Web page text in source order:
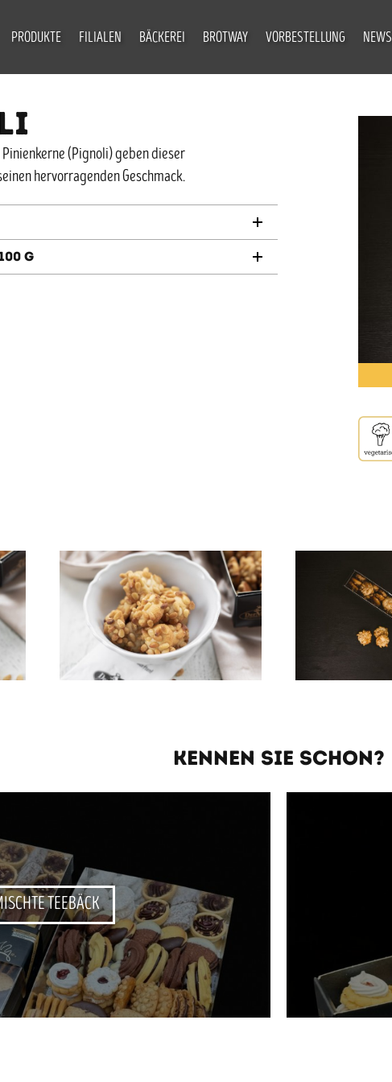
PRODUKTE FILIALEN BÄCKEREI BROTWAY VORBESTELLUNG NEWS
(Pignoli) geben dieser
hervorragenden Geschmack.
g
KENNEN SIE SCHON?
TEEBÄCK